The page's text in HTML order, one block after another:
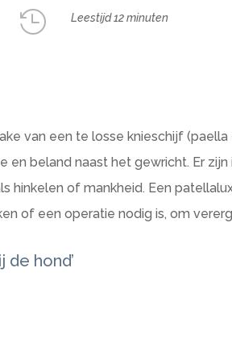
 Leestijd 12 minuten
van een te losse knieschijf (paella
en beland naast het gewricht. Er
hinkelen of mankheid. Een
of een operatie nodig is, om
de hond’